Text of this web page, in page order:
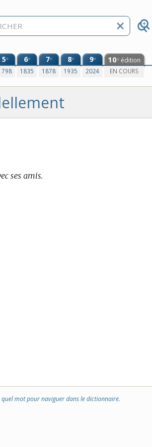
5e 6e
1835
7e
1878
8e
1935
9e
2024
10e édition
EN COURS
ses amis.
quel mot pour naviguer dans le dictionnaire.